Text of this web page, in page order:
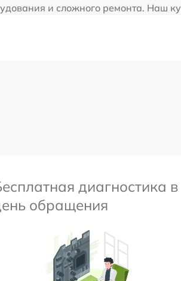
и сложного ремонта. Наш
диагностика в
обращения